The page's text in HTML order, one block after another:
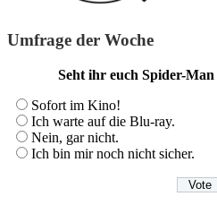
Umfrage der Woche
Seht ihr euch Spider-
Sofort im Kino!
Ich warte auf die Blu-ray.
Nein, gar nicht.
Ich bin mir noch nicht sicher.